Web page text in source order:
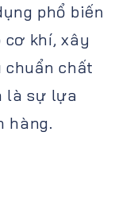
phổ biến
cơ khí, xây
chuẩn chất
là sự lựa
hàng.